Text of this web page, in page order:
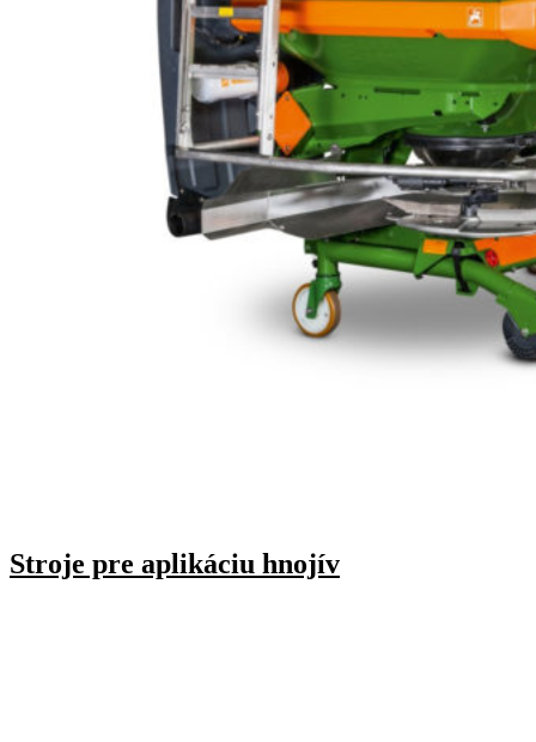
Stroje pre aplikáciu hnojív